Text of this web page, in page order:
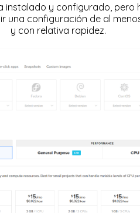
instalado y configurado,
una configuración de al
y con relativa rapidez.